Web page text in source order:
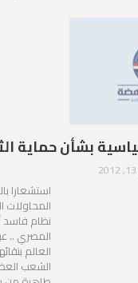
بشأن حماية
استشعارا
المحاولات
نظام
المصري ..
العالم
الشعب